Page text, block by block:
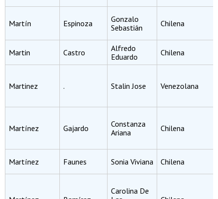
Martín Espinoza
Gonzalo
Sebastián
Chilena
Martin Castro
Alfredo
Eduardo
Chilena
Martinez . Stalin Jose Venezolana
Martínez Gajardo
Constanza
Ariana
Chilena
Martínez Faunes Sonia Viviana Chilena
Carolina De